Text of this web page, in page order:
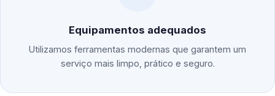
Equipamentos adequados
Utilizamos ferramentas modernas que garantem um
serviço mais limpo, prático e seguro.